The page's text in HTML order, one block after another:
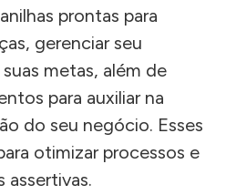
prontas para
gerenciar seu
metas, além de
para auxiliar na
do seu negócio. Esses
otimizar processos e
assertivas.